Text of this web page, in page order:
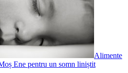
Alimente
Ene pentru un somn liniștit